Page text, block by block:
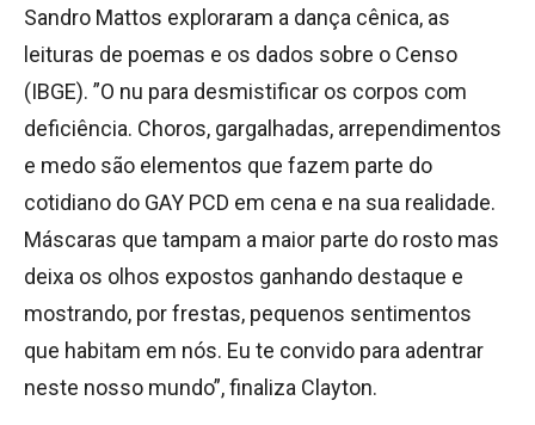
Sandro Mattos exploraram a dança cênica, as
leituras de poemas e os dados sobre o Censo
(IBGE). ”O nu para desmistificar os corpos com
deficiência. Choros, gargalhadas, arrependimentos
e medo são elementos que fazem parte do
cotidiano do GAY PCD em cena e na sua realidade.
Máscaras que tampam a maior parte do rosto mas
deixa os olhos expostos ganhando destaque e
mostrando, por frestas, pequenos sentimentos
que habitam em nós. Eu te convido para adentrar
neste nosso mundo”, finaliza Clayton.